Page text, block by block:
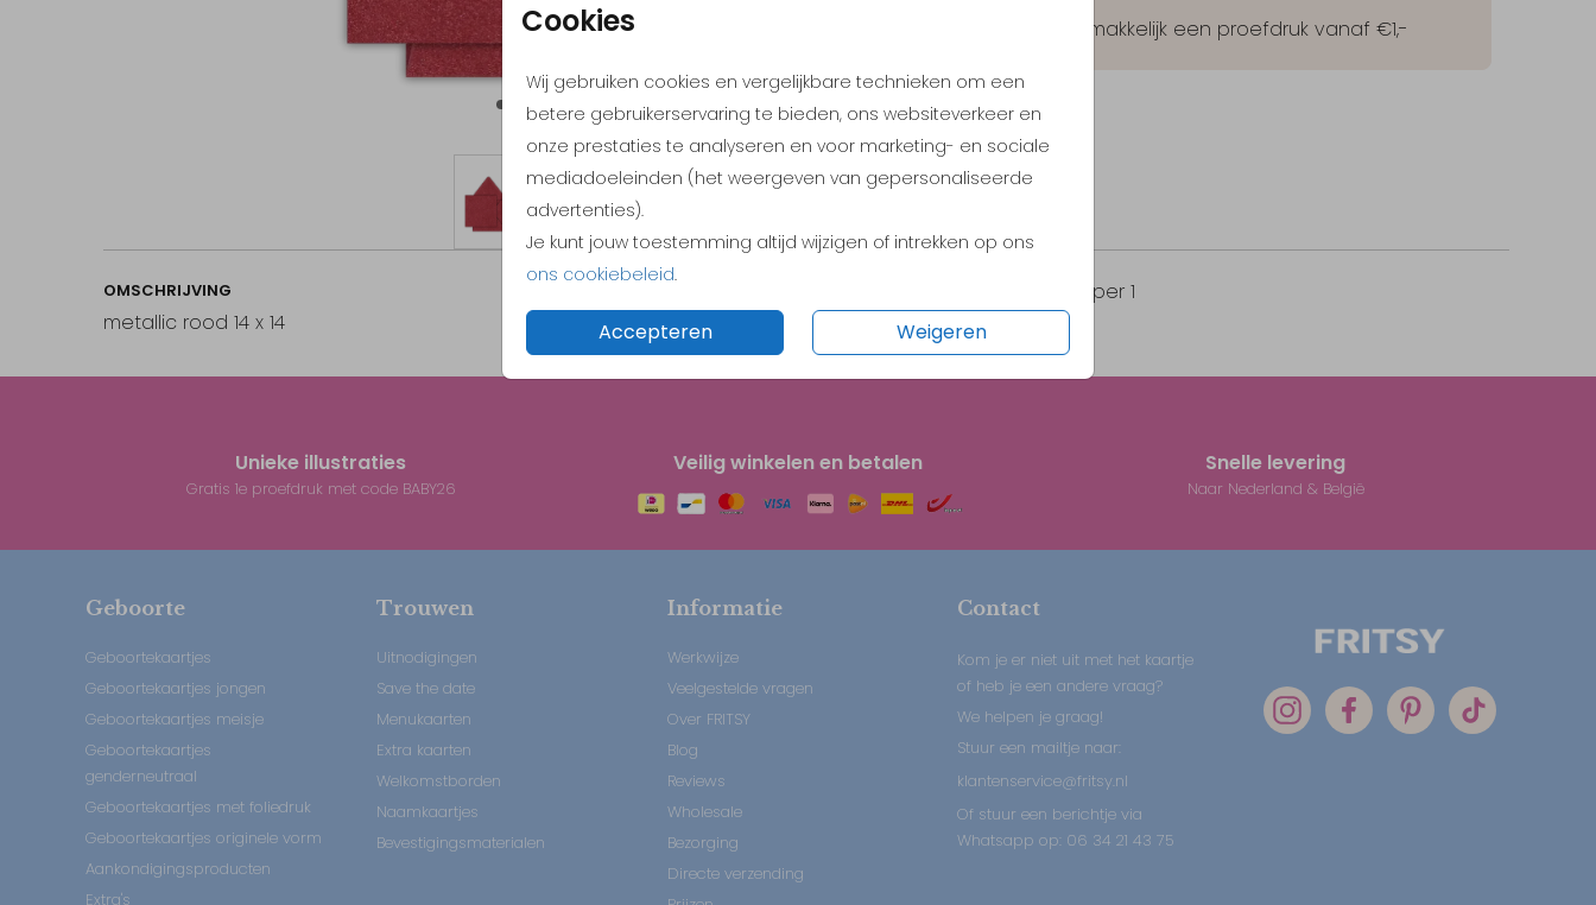
Cookies
Wij gebruiken cookies en vergelijkbare technieken om een
betere gebruikerservaring te bieden, ons websiteverkeer en
onze prestaties te analyseren en voor marketing- en sociale
mediadoeleinden (het weergeven van gepersonaliseerde
advertenties).
Je kunt jouw toestemming altijd wijzigen of intrekken op ons
ons cookiebeleid.
Accepteren Weigeren
Bestel gemakkelijk een proefdruk vanaf €1,-
OMSCHRIJVING
metallic rood 14 x 14
per 1
Unieke illustraties
Gratis 1e proefdruk met code BABY26
Veilig winkelen en betalen Snelle levering
Naar Nederland & België
Geboorte
Geboortekaartjes
Geboortekaartjes jongen
Geboortekaartjes meisje
Geboortekaartjes
genderneutraal
Geboortekaartjes met foliedruk
Geboortekaartjes originele vorm
Aankondigingsproducten
Extra's
Trouwen
Uitnodigingen
Save the date
Menukaarten
Extra kaarten
Welkomstborden
Naamkaartjes
Bevestigingsmaterialen
Informatie
Werkwijze
Veelgestelde vragen
Over FRITSY
Blog
Reviews
Wholesale
Bezorging
Directe verzending
Contact
Kom je er niet uit met het kaartje
of heb je een andere vraag?
We helpen je graag!
Stuur een mailtje naar:
klantenservice@fritsy.nl
Of stuur een berichtje via
Whatsapp op: 06 34 21 43 75